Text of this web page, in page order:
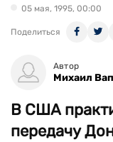
05 мая, 1995, 00:00
Поделиться
Автор
Михаил
В США
передачу